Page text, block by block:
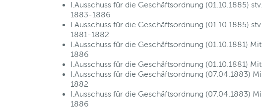
I.Ausschuss für die Geschäftsordnung (01.10.1885)
1883-1886
I.Ausschuss für die Geschäftsordnung (01.10.1885)
1881-1882
I.Ausschuss für die Geschäftsordnung (01.10.1881)
1886
I.Ausschuss für die Geschäftsordnung (01.10.1881)
I.Ausschuss für die Geschäftsordnung (07.04.1883)
1882
I.Ausschuss für die Geschäftsordnung (07.04.1883)
1886